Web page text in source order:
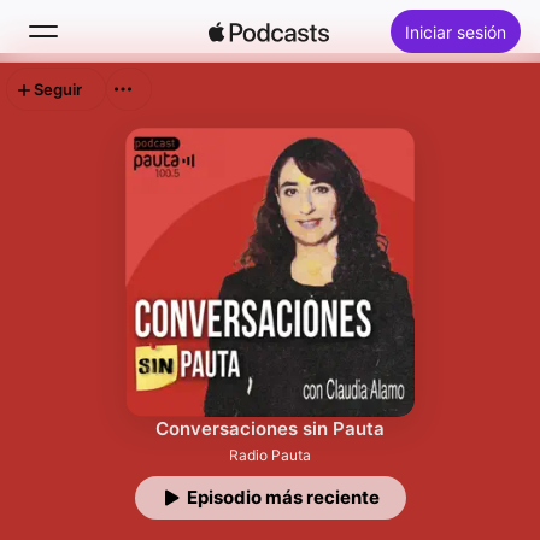
Iniciar sesión
Lo más escuchado
Conversaciones sin Pauta
Radio Pauta
Episodio más reciente
Seguir